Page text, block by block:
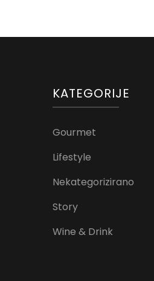
KATEGORIJE
Gourmet
Lifestyle
Nekategorizirano
Story
Wine & Drink